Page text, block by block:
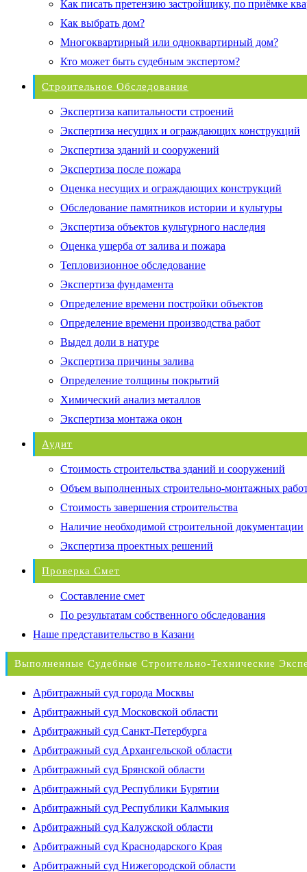
Как писать претензию застройщику, по приёмке
Как выбрать дом?
Многоквартирный или одноквартирный дом?
Кто может быть судебным экспертом?
Строительное Обследование
Экспертиза капитальности строений
Экспертиза несущих и ограждающих конструкций
Экспертиза зданий и сооружений
Экспертиза после пожара
Оценка несущих и ограждающих конструкций
Обследование памятников истории и культуры
Экспертиза объектов культурного наследия
Оценка ущерба от залива и пожара
Тепловизионное обследование
Экспертиза фундамента
Определение времени постройки объектов
Определение времени производства работ
Выдел доли в натуре
Экспертиза причины залива
Определение толщины покрытий
Химический анализ металлов
Экспертиза монтажа окон
Аудит
Стоимость строительства зданий и сооружений
Объем выполненных строительно-монтажных
Стоимость завершения строительства
Наличие необходимой строительной документации
Экспертиза проектных решений
Проверка Смет
Составление смет
По результатам собственного обследования
Наше представительство в Казани
Выполненные Судебные Строительно-Технические
Арбитражный суд города Москвы
Арбитражный суд Московской области
Арбитражный суд Санкт-Петербурга
Арбитражный суд Архангельской области
Арбитражный суд Брянской области
Арбитражный суд Республики Бурятии
Арбитражный суд Республики Калмыкия
Арбитражный суд Калужской области
Арбитражный суд Краснодарского Края
Арбитражный суд Нижегородской области